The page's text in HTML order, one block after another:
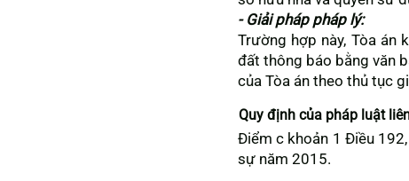
- Giải pháp pháp lý:
Trường hợp này, Tòa án
đất thông báo bằng văn
của Tòa án theo thủ tục
Quy định của pháp luật
Điểm c khoản 1 Điều
sự năm 2015.